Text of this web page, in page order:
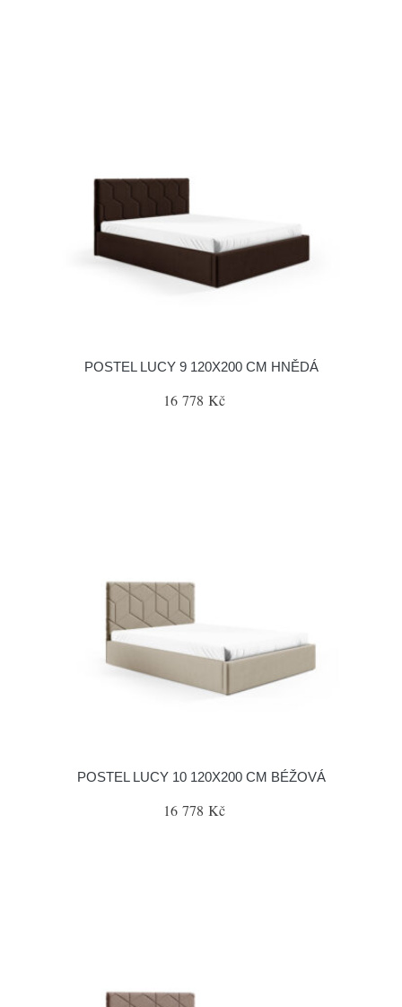
POSTEL LUCY 9 120X200 CM HNĚDÁ
16 778 Kč
POSTEL LUCY 10 120X200 CM BÉŽOVÁ
16 778 Kč